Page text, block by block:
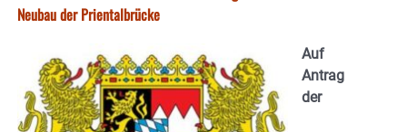
Neubau der Prientalbrücke
Auf
Antrag
der